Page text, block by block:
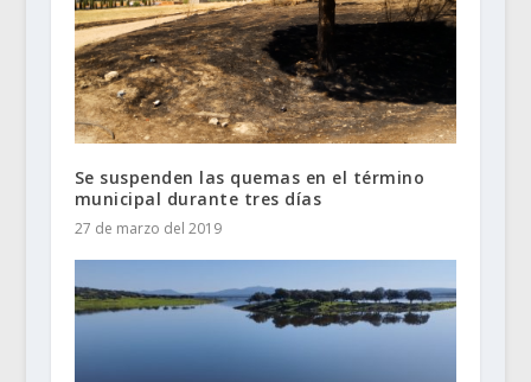
Se suspenden las quemas en el término
municipal durante tres días
27 de marzo del 2019